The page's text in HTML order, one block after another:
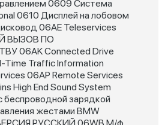
0609 Система
0610 Дисплей на лобовом
06AE Teleservices
ВЫЗОВ ПО
06AK Connected Drive
Time Traffic Information
06AP Remote Services
High End Sound System
зарядкой
жестами BMW